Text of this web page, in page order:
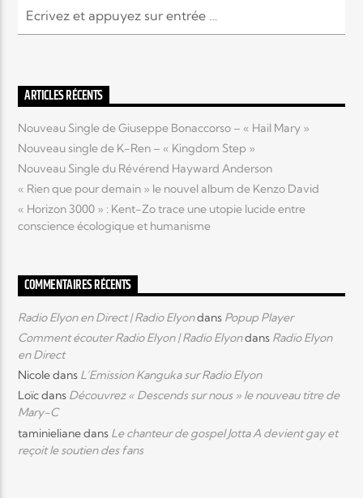
TITRE
Radio Elyon
Elyon Hits
ARTICLES RÉCENTS
Nouveau Single de Giuseppe Bonaccorso – « Hail Mary »
Nouveau single de K-Ren – « Kingdom Step »
Nouveau Single du Révérend Hayward Anderson
« Rien que pour demain » le nouvel album de Kenzo David
« Horizon 3000 » : Kent-Zo trace une utopie lucide entre
conscience écologique et humanisme
COMMENTAIRES RÉCENTS
Radio Elyon en Direct | Radio Elyondans Popup Player
Comment écouter Radio Elyon | Radio Elyondans Radio Elyon
en Direct
Nicoledans L’Emission Kanguka sur Radio Elyon
Loïcdans Découvrez « Descends sur nous » le nouveau titre de
Mary-C
taminielianedans Le chanteur de gospel Jotta A devient gay et
reçoit le soutien des fans